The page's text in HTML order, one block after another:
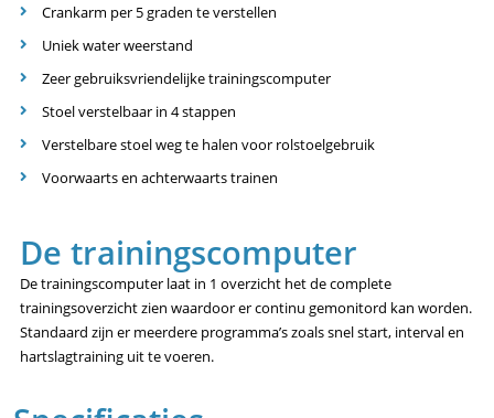
Crankarm per 5 graden te verstellen
Uniek water weerstand
Zeer gebruiksvriendelijke trainingscomputer
Stoel verstelbaar in 4 stappen
Verstelbare stoel weg te halen voor rolstoelgebruik
Voorwaarts en achterwaarts trainen
De trainingscomputer
De trainingscomputer laat in 1 overzicht het de complete
trainingsoverzicht zien waardoor er continu gemonitord kan worden.
Standaard zijn er meerdere programma’s zoals snel start, interval en
hartslagtraining uit te voeren.